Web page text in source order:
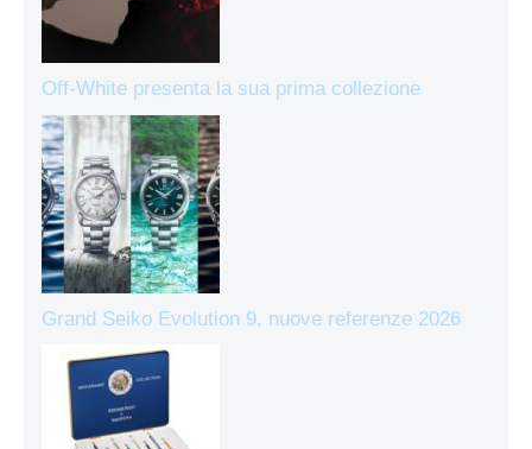
Off-White presenta la sua prima collezione
Grand Seiko Evolution 9, nuove referenze 2026